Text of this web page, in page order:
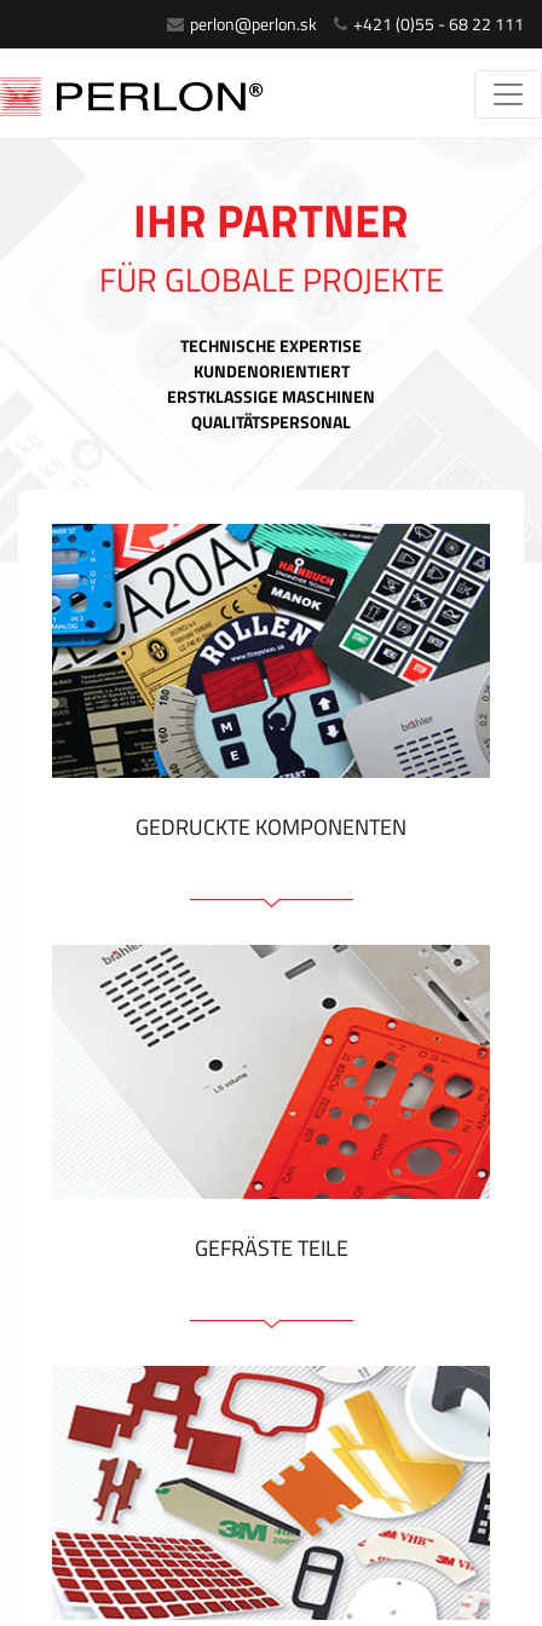
perlon@perlon.sk +421 (0)55 - 68 22 111
IHR PARTNER
FÜR GLOBALE PROJEKTE
TECHNISCHE EXPERTISE
KUNDENORIENTIERT
ERSTKLASSIGE MASCHINEN
QUALITÄTSPERSONAL
GEDRUCKTE KOMPONENTEN
Folienschilder
Folientastaturen
Metallschilder
Aufkleber und Etiketten
Kunststoff-Etiketten und Tags
ZEIGEN MEHR
GEFRÄSTE TEILE
Frontplatten (front und tragfähig)
Eloxierte Frontplatten
Farbige Frontplatten
Platten mit Befestigungselementen
Gravierte Schilder
ZEIGEN MEHR